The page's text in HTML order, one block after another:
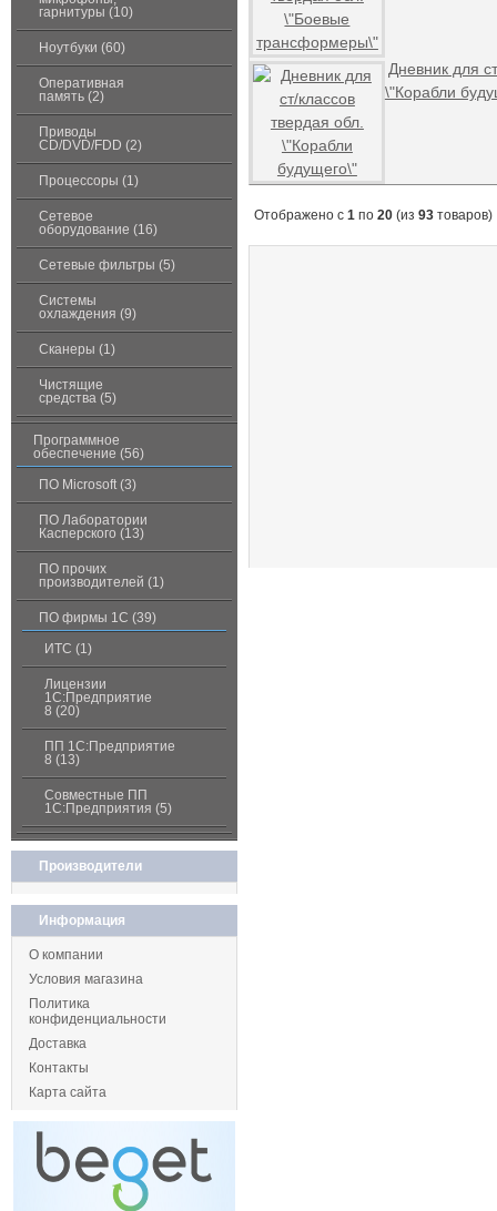
гарнитуры (10)
Ноутбуки (60)
Оперативная
память (2)
Приводы
CD/DVD/FDD (2)
Процессоры (1)
Сетевое
оборудование (16)
Сетевые фильтры (5)
Системы
охлаждения (9)
Сканеры (1)
Чистящие
средства (5)
Программное
обеспечение (56)
ПО Microsoft (3)
ПО Лаборатории
Касперского (13)
ПО прочих
производителей (1)
ПО фирмы 1С (39)
ИТС (1)
Лицензии
1С:Предприятие
8 (20)
ПП 1С:Предприятие
8 (13)
Совместные ПП
1С:Предприятия (5)
Производители
Информация
О компании
Условия магазина
Политика
конфиденциальности
Доставка
Контакты
Карта сайта
Дневник для
\"Корабли
Отображено с 1 по 20 (из 93 товаров)